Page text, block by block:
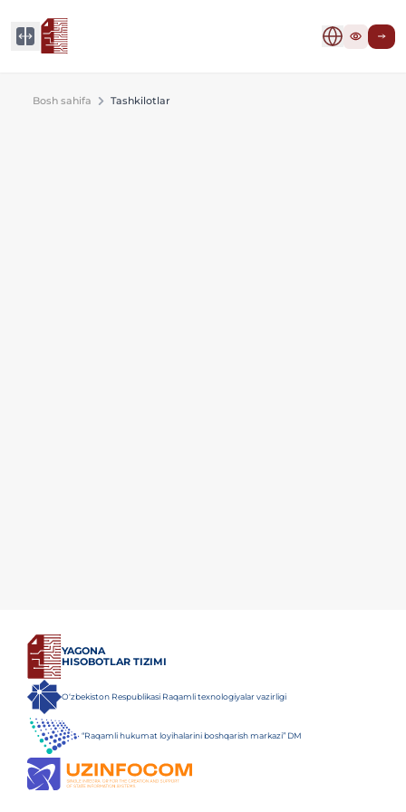
Bosh sahifa Tashkilotlar
YAGONA
HISOBOTLAR TIZIMI
O‘zbekiston Respublikasi Raqamli texnologiyalar vazirligi
“Raqamli hukumat loyihalarini boshqarish markazi” DM